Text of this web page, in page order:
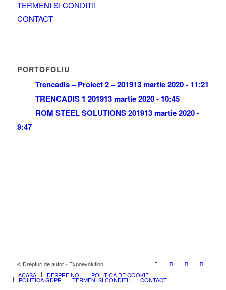
TERMENI SI CONDITII
CONTACT
PORTOFOLIU
Trencadis – Proiect 2 – 201913 martie 2020 - 11:21
TRENCADIS 1 201913 martie 2020 - 10:45
ROM STEEL SOLUTIONS 201913 martie 2020 -
9:47
© Drepturi de autor - Expoevolution
ACASA
DESPRE NOI POLITICA DE COOKIE
POLITICA GDPR TERMENI SI CONDITII CONTACT